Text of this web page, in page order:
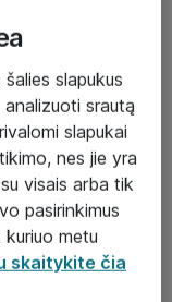
slapukus
srautą
slapukai
nes jie yra
visais arba tik
pasirinkimus
metu
skaitykite čia